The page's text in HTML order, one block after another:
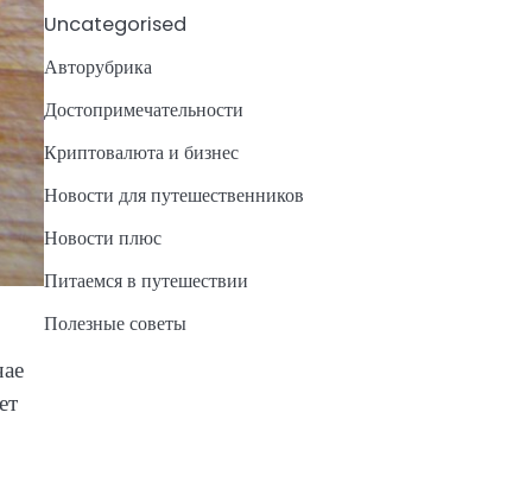
Uncategorised
Авторубрика
Достопримечательности
Криптовалюта и бизнес
Новости для путешественников
Новости плюс
Питаемся в путешествии
Полезные советы